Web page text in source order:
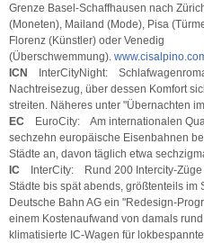
Grenze Basel-Schaffhausen nach
(Moneten), Mailand (Mode), Pisa
Florenz (Künstler) oder Venedig
(Überschwemmung).
ICN
InterCityNight:
Nachtreisezug, über dessen Komfort
streiten. Näheres unter "Übernachten
EC EuroCity: Am internationalen
sechzehn europäische Eisenbahnen
Städte an, davon täglich etwa
IC InterCity: Rund 200 Intercity-Züge
Städte bis spät abends, größtenteils im
Deutsche Bahn AG ein "Redesign-
einem Kostenaufwand von damals
klimatisierte IC-Wagen für